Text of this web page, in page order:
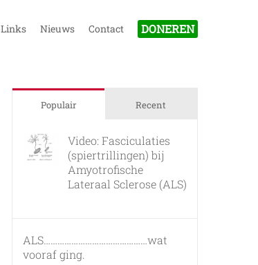
Links Nieuws Contact DONEREN
Populair Recent
Video: Fasciculaties
(spiertrillingen) bij
Amyotrofische
Lateraal Sclerose (ALS)
ALS………………………………………wat
vooraf ging.